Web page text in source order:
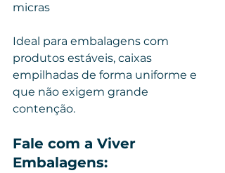
micras
Ideal para embalagens com
produtos estáveis, caixas
empilhadas de forma uniforme e
que não exigem grande
contenção.
Fale com a Viver
Embalagens: